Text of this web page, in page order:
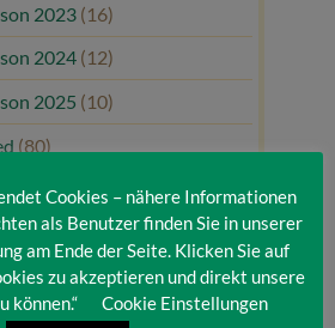
2023 (16)
2024 (12)
2025 (10)
(80)
(1) Cookies – nähere Informationen
als Benutzer finden Sie in unserer
am Ende der Seite. Klicken Sie auf
zu akzeptieren und direkt unsere
können.“
Cookie Einstellungen